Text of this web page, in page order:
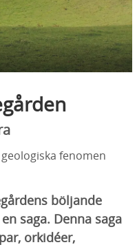
fenomen
böljande
saga. Denna saga
orkidéer,